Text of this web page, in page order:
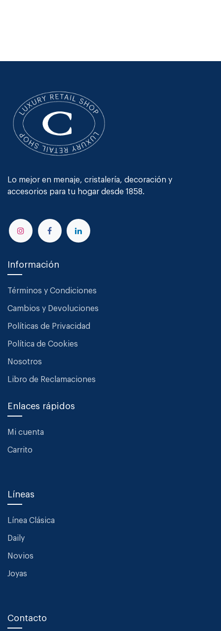
Lo mejor en menaje, cristalería, decoración y
accesorios para tu hogar desde 1858.
Información
Términos y Condiciones
Cambios y Devoluciones
Políticas de Privacidad
Política de Cookies
Nosotros
Libro de Reclamaciones
Enlaces rápidos
Mi cuenta
Carrito
Líneas
Línea Clásica
Daily
Novios
Joyas
Contacto